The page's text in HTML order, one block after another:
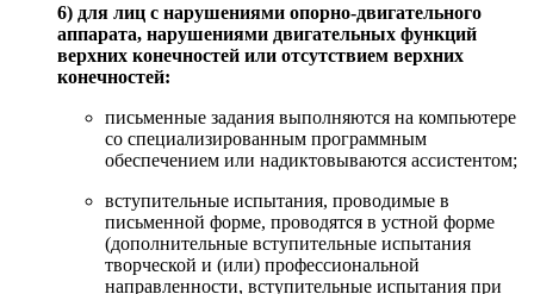
6) для лиц с нарушениями опорно-двигательного
аппарата, нарушениями двигательных функций
верхних конечностей или отсутствием верхних
конечностей:
письменные задания выполняются на компьютере
со специализированным программным
обеспечением или надиктовываются ассистентом;
вступительные испытания, проводимые в
письменной форме, проводятся в устной форме
(дополнительные вступительные испытания
творческой и (или) профессиональной
направленности, вступительные испытания при